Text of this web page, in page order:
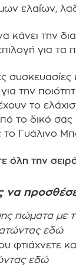
ελαίων,
κάνει την
για τα
την
το
το δικό σας
Γυάλινο
όλη την
να
πώματα με
εδώ
φτιάχνετε
εδώ